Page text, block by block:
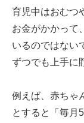
育児中はおむつ
お金がかかって
いるのではない
ずつでも上手に
例えば、赤ちゃ
とすると「毎月